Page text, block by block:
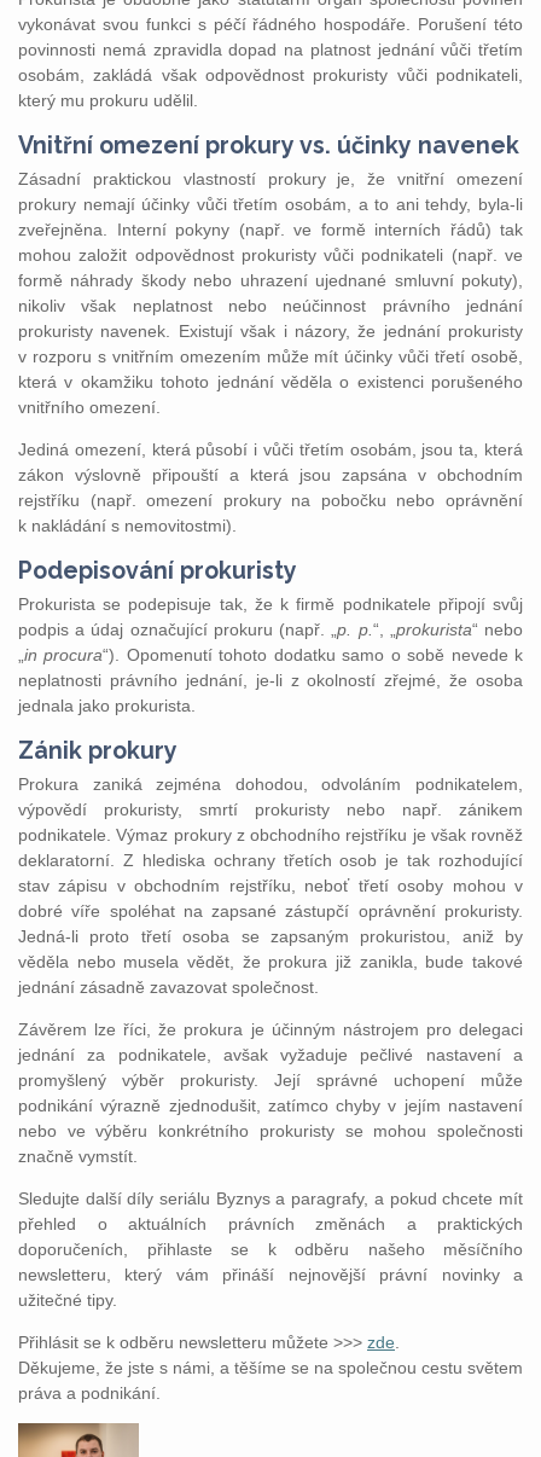
vykonávat svou funkci s péčí řádného hospodáře. Porušení této
povinnosti nemá zpravidla dopad na platnost jednání vůči třetím
osobám, zakládá však odpovědnost prokuristy vůči podnikateli,
který mu prokuru udělil.
Vnitřní omezení prokury vs. účinky navenek
Zásadní praktickou vlastností prokury je, že vnitřní omezení
prokury nemají účinky vůči třetím osobám, a to ani tehdy, byla-li
zveřejněna. Interní pokyny (např. ve formě interních řádů) tak
mohou založit odpovědnost prokuristy vůči podnikateli (např. ve
formě náhrady škody nebo uhrazení ujednané smluvní pokuty),
nikoliv však neplatnost nebo neúčinnost právního jednání
prokuristy navenek. Existují však i názory, že jednání prokuristy
v rozporu s vnitřním omezením může mít účinky vůči třetí osobě,
která v okamžiku tohoto jednání věděla o existenci porušeného
vnitřního omezení.
Jediná omezení, která působí i vůči třetím osobám, jsou ta, která
zákon výslovně připouští a která jsou zapsána v obchodním
rejstříku (např. omezení prokury na pobočku nebo oprávnění
k nakládání s nemovitostmi).
Podepisování prokuristy
Prokurista se podepisuje tak, že k firmě podnikatele připojí svůj
podpis a údaj označující prokuru (např. „p. p. “, „ prokurista“ nebo
in procura“). Opomenutí tohoto dodatku samo o sobě nevede k
neplatnosti právního jednání, je-li z okolností zřejmé, že osoba
jednala jako prokurista.
Zánik prokury
Prokura zaniká zejména dohodou, odvoláním podnikatelem,
výpovědí prokuristy, smrtí prokuristy nebo např. zánikem
podnikatele. Výmaz prokury z obchodního rejstříku je však rovněž
deklaratorní. Z hlediska ochrany třetích osob je tak rozhodující
stav zápisu v obchodním rejstříku, neboť třetí osoby mohou v
dobré víře spoléhat na zapsané zástupčí oprávnění prokuristy.
Jedná-li proto třetí osoba se zapsaným prokuristou, aniž by
věděla nebo musela vědět, že prokura již zanikla, bude takové
jednání zásadně zavazovat společnost.
Závěrem lze říci, že prokura je účinným nástrojem pro delegaci
jednání za podnikatele, avšak vyžaduje pečlivé nastavení a
promyšlený výběr prokuristy. Její správné uchopení může
podnikání výrazně zjednodušit, zatímco chyby v jejím nastavení
nebo ve výběru konkrétního prokuristy se mohou společnosti
značně vymstít.
Sledujte další díly seriálu Byznys a paragrafy, a pokud chcete mít
přehled o aktuálních právních změnách a praktických
doporučeních, přihlaste se k odběru našeho měsíčního
newsletteru, který vám přináší nejnovější právní novinky a
užitečné tipy.
Přihlásit se k odběru newsletteru můžete >>> zde
Děkujeme, že jste s námi, a těšíme se na společnou cestu světem
práva a podnikání.